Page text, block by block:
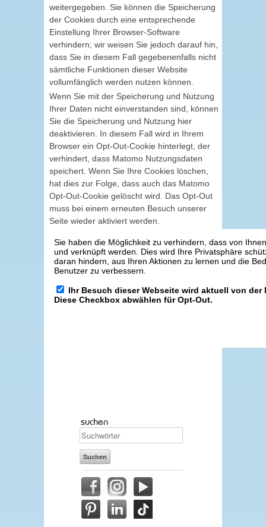
weitergegeben. Sie können die Speicherung
der Cookies durch eine entsprechende
Einstellung Ihrer Browser-Software
verhindern; wir weisen Sie jedoch darauf hin,
dass Sie in diesem Fall gegebenenfalls nicht
sämtliche Funktionen dieser Website
vollumfänglich werden nutzen können.
Wenn Sie mit der Speicherung und Nutzung
Ihrer Daten nicht einverstanden sind, können
Sie die Speicherung und Nutzung hier
deaktivieren. In diesem Fall wird in Ihrem
Browser ein Opt-Out-Cookie hinterlegt, der
verhindert, dass Matomo Nutzungsdaten
speichert. Wenn Sie Ihre Cookies löschen,
hat dies zur Folge, dass auch das Matomo
Opt-Out-Cookie gelöscht wird. Das Opt-Out
muss bei einem erneuten Besuch unserer
Seite wieder aktiviert werden.
suchen